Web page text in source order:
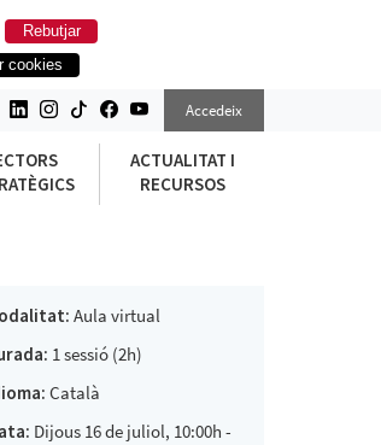
Rebutjar
cookies
Accedeix
ACTUALITAT I
RECURSOS
Aula virtual
1 sessió (2h)
Català
Dijous 16 de juliol, 10:00h -